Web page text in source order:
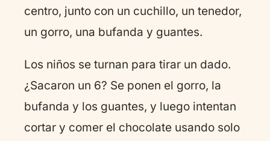
centro, junto con un cuchillo, un tenedor,
un gorro, una bufanda y guantes.
Los niños se turnan para tirar un dado.
¿Sacaron un 6? Se ponen el gorro, la
bufanda y los guantes, y luego intentan
cortar y comer el chocolate usando solo